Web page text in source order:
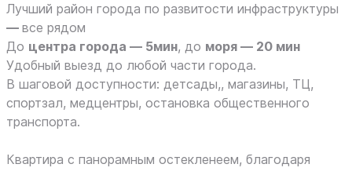
Лучший район города по развитости инфраструктуры
— все рядом
До центра города — 5мин, до моря — 20 мин
Удобный выезд до любой части города.
В шаговой доступности: детсады,, магазины, ТЦ,
спортзал, медцентры, остановка общественного
транспорта.
Квартира с панорамным остекленеем, благодаря